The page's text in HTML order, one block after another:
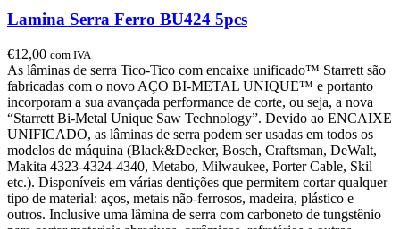
Lamina Serra Ferro BU424 5pcs
€12,00 com IVA
As lâminas de serra Tico-Tico com encaixe unificado™ Starrett são
fabricadas com o novo AÇO BI-METAL UNIQUE™ e portanto
incorporam a sua avançada performance de corte, ou seja, a nova
“Starrett Bi-Metal Unique Saw Technology”. Devido ao ENCAIXE
UNIFICADO, as lâminas de serra podem ser usadas em todos os
modelos de máquina (Black&Decker, Bosch, Craftsman, DeWalt,
Makita 4323-4324-4340, Metabo, Milwaukee, Porter Cable, Skil
etc.). Disponíveis em várias dentições que permitem cortar qualquer
tipo de material: aços, metais não-ferrosos, madeira, plástico e
outros. Inclusive uma lâmina de serra com carboneto de tungstênio